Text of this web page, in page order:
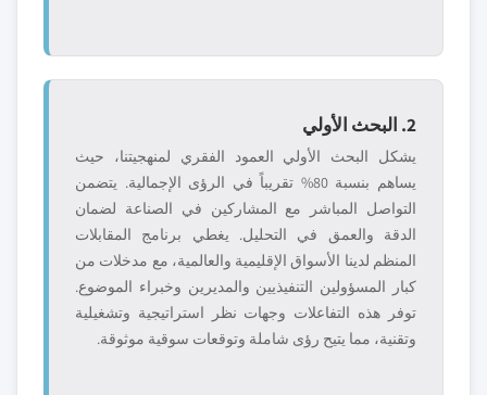
2. البحث الأولي
يشكل البحث الأولي العمود الفقري لمنهجيتنا، حيث
يساهم بنسبة 80% تقريباً في الرؤى الإجمالية. يتضمن
التواصل المباشر مع المشاركين في الصناعة لضمان
الدقة والعمق في التحليل. يغطي برنامج المقابلات
المنظم لدينا الأسواق الإقليمية والعالمية، مع مدخلات من
كبار المسؤولين التنفيذيين والمديرين وخبراء الموضوع.
توفر هذه التفاعلات وجهات نظر استراتيجية وتشغيلية
وتقنية، مما يتيح رؤى شاملة وتوقعات سوقية موثوقة.